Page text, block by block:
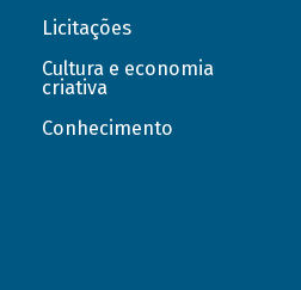
Licitações
Cultura e economia
criativa
Conhecimento